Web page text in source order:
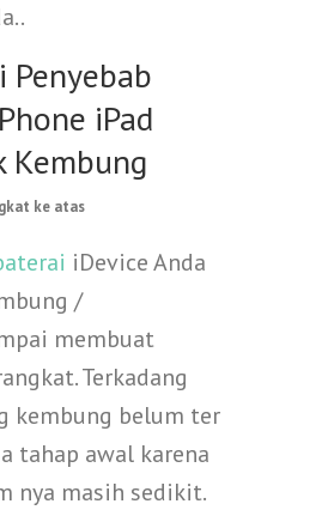
Penyebab
iPad
Kembung
ke atas
iDevice Anda
/
membuat
Terkadang
kembung belum ter
tahap awal karena
nya masih sedikit.